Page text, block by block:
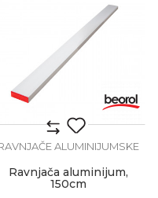
ALUMINIJUMSKE
Ravnjača aluminijum,
150cm